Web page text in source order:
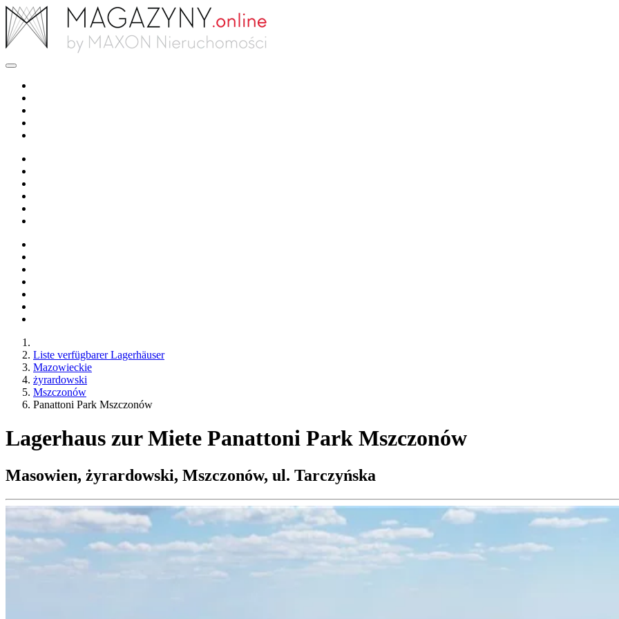
Liste verfügbarer Lagerhäuser
Mazowieckie
żyrardowski
Mszczonów
Panattoni Park Mszczonów
Lagerhaus zur Miete Panattoni Park Mszczonów
Masowien, żyrardowski, Mszczonów, ul. Tarczyńska